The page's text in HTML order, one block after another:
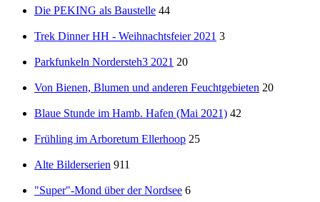
Die PEKING als Baustelle 44
Trek Dinner HH - Weihnachtsfeier 2021 3
Parkfunkeln Nordersteh3 2021 20
Von Bienen, Blumen und anderen Feuchtgebieten 20
Blaue Stunde im Hamb. Hafen (Mai 2021) 42
Frühling im Arboretum Ellerhoop 25
Alte Bilderserien 911
"Super"-Mond über der Nordsee 6